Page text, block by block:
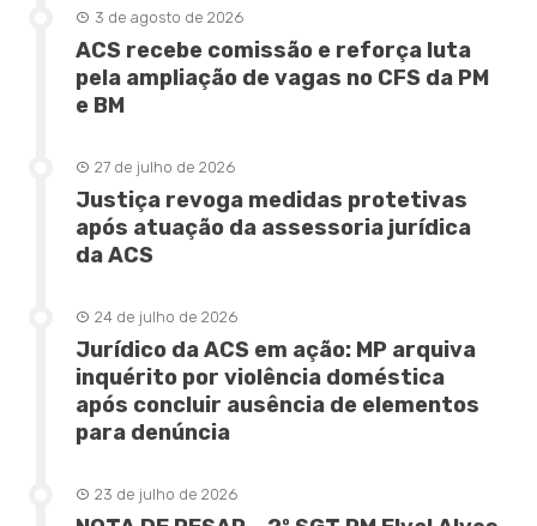
3 de agosto de 2026
ACS recebe comissão e reforça luta
pela ampliação de vagas no CFS da PM
e BM
27 de julho de 2026
Justiça revoga medidas protetivas
após atuação da assessoria jurídica
da ACS
24 de julho de 2026
Jurídico da ACS em ação: MP arquiva
inquérito por violência doméstica
após concluir ausência de elementos
para denúncia
23 de julho de 2026